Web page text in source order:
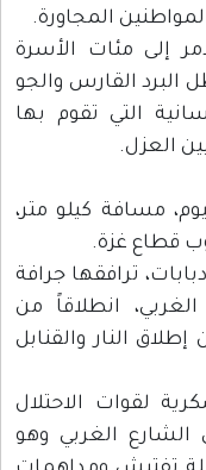
المجاورة.
إلى مئات الأسرة
البرد القارس والجو
التي تقوم بها
العزل.
مسافة كيلو متر،
قطاع غزة.
ترافقها جرافة
انطلاقاً من
النار والقنابل
لقوات الاحتلال
الغربي وهو